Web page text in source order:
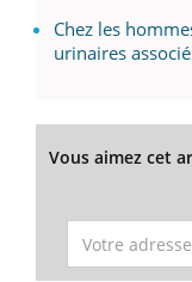
Chez les
urinaires
Vous aimez cet